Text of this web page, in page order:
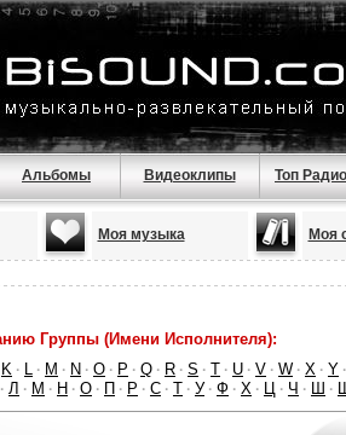
Альбомы Видеоклипы Топ Радио
Моя музыка Моя
Группы (Имени Исполнителя):
K · L · M · N · O · P · Q · R · S · T · U · V · W · X · Y ·
· Л · М · Н · О · П · Р · С · Т · У · Ф · Х · Ц · Ч · Ш ·